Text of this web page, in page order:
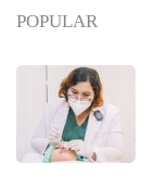
POPULAR